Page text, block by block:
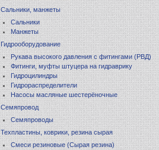
Сальники, манжеты
Сальники
Манжеты
Гидрооборудование
Рукава высокого давления с фитингами (РВД)
Фитинги, муфты штуцера на гидраврику
Гидроцилиндры
Гидрораспределители
Насосы масляные шестерёночные
Семяпровод
Семяпроводы
Техпластины, коврики, резина сырая
Смеси резиновые (Сырая резина)